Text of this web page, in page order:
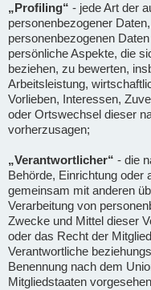
„Profiling“ - jede Art der
personenbezogener
personenbezogenen
persönliche Aspekte, die
beziehen, zu bewerten,
Arbeitsleistung,
Vorlieben, Interessen,
oder Ortswechsel dieser
vorherzusagen;
„Verantwortlicher“ - die
Behörde, Einrichtung oder
gemeinsam mit anderen
Verarbeitung von
Zwecke und Mittel dieser
oder das Recht der
Verantwortliche
Benennung nach dem
Mitgliedstaaten